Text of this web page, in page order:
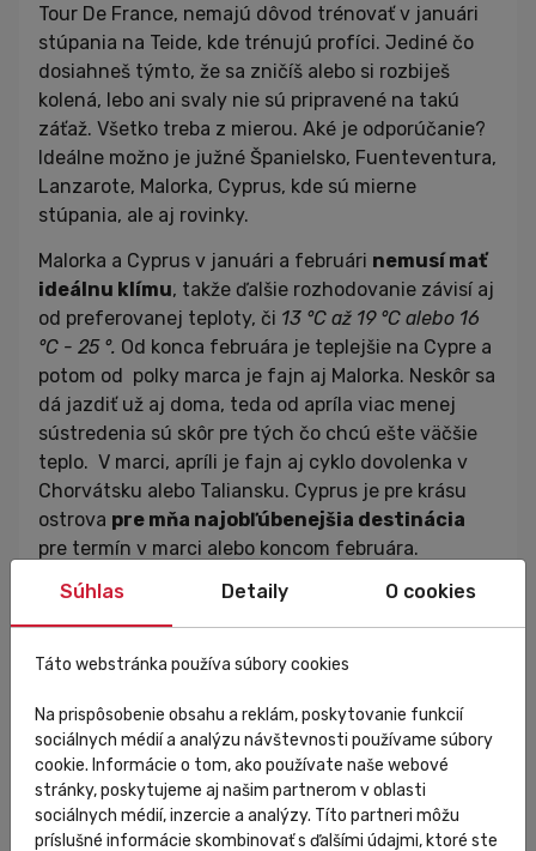
Tour De France, nemajú dôvod trénovať v januári
stúpania na Teide, kde trénujú profíci. Jediné čo
dosiahneš týmto, že sa zničíš alebo si rozbiješ
kolená, lebo ani svaly nie sú pripravené na takú
záťaž. Všetko treba z mierou. Aké je odporúčanie?
Ideálne možno je južné Španielsko, Fuenteventura,
Lanzarote, Malorka, Cyprus, kde sú mierne
stúpania, ale aj rovinky.
Malorka a Cyprus v januári a februári nemusí mať
ideálnu klímu, takže ďalšie rozhodovanie závisí aj
od preferovanej teploty, či 13 °C až 19 °C alebo 16
°C - 25 °. Od konca februára je teplejšie na Cypre a
potom od polky marca je fajn aj Malorka. Neskôr sa
dá jazdiť už aj doma, teda od apríla viac menej
sústredenia sú skôr pre tých čo chcú ešte väčšie
teplo. V marci, apríli je fajn aj cyklo dovolenka v
Chorvátsku alebo Taliansku. Cyprus je pre krásu
ostrova pre mňa najobľúbenejšia destinácia
pre termín v marci alebo koncom februára.
Trénovanie v zime je
bežné aj pre hobby
cyklistov
Ak prídeš na Lanzarote alebo Tenerife jazdiť denne
vieš stretnúť stovky až tisíce cyklistov
Niektorí zaradia v zime skialp, bežky, beh, plávanie
a posilňovňu, ale ak to myslíš vážne cyklistiku
Súhlas Detaily O cookies
Táto webstránka používa súbory cookies
Na prispôsobenie obsahu a reklám, poskytovanie funkcií
sociálnych médií a analýzu návštevnosti používame súbory
cookie. Informácie o tom, ako používate naše webové
stránky, poskytujeme aj našim partnerom v oblasti
sociálnych médií, inzercie a analýzy. Títo partneri môžu
príslušné informácie skombinovať s ďalšími údajmi, ktoré ste